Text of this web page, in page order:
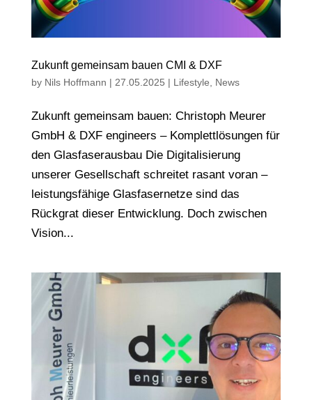
Zukunft gemeinsam bauen CMI & DXF
by Nils Hoffmann | 27.05.2025 | Lifestyle News
Zukunft gemeinsam bauen: Christoph Meurer
GmbH & DXF engineers – Komplettlösungen für
den Glasfaserausbau Die Digitalisierung
unserer Gesellschaft schreitet rasant voran –
leistungsfähige Glasfasernetze sind das
Rückgrat dieser Entwicklung. Doch zwischen
Vision...